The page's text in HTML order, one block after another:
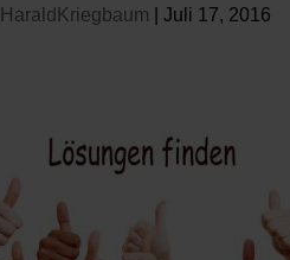
HaraldKriegbaum |Juli 17, 2016